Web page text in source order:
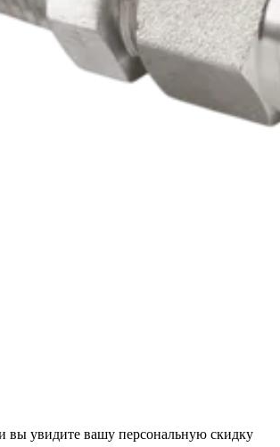
вы увидите вашу персональную скидку